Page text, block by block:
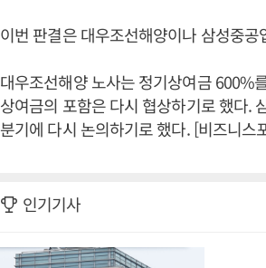
이번 판결은 대우조선해양이나 삼성중
대우조선해양 노사는 정기상여금 600%
상여금의 포함은 다시 협상하기로 했다.
분기에 다시 논의하기로 했다. [비즈니스
인기기사